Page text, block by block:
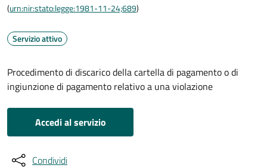
(urn:nir:stato:legge:1981-11-24;689)
Servizio attivo
Procedimento di discarico della cartella di pagamento o di
ingiunzione di pagamento relativo a una violazione
Accedi al servizio
Condividi